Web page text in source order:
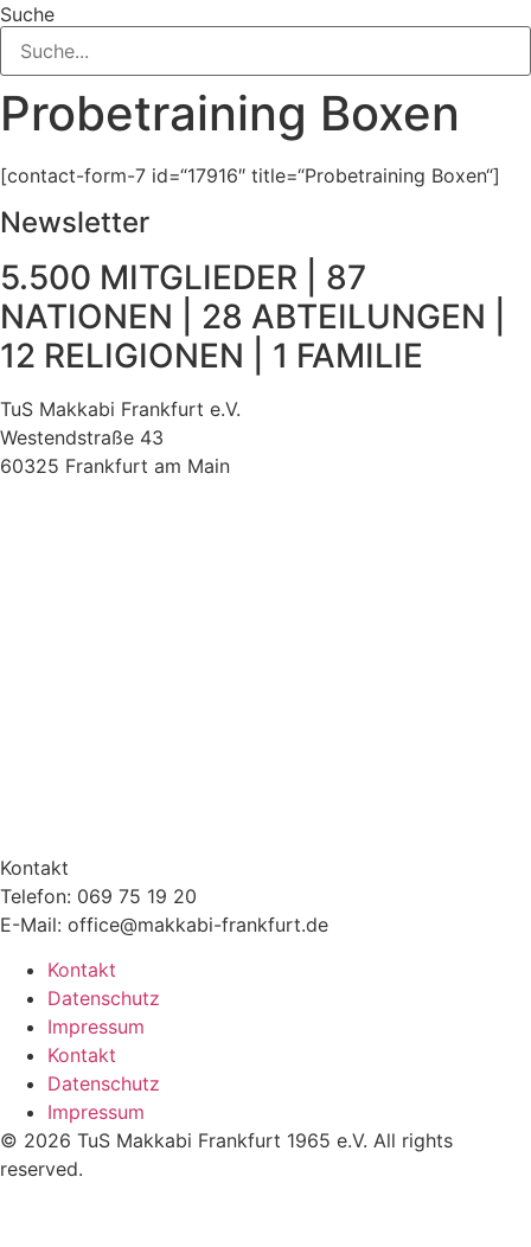
Suche
Probetraining Boxen
[contact-form-7 id=“17916″ title=“Probetraining Boxen“]
Newsletter
5.500 MITGLIEDER | 87
NATIONEN | 28 ABTEILUNGEN |
12 RELIGIONEN | 1 FAMILIE
TuS Makkabi Frankfurt e.V.
Westendstraße 43
60325 Frankfurt am Main
Kontakt
Telefon: 069 75 19 20
E-Mail: office@makkabi-frankfurt.de
Kontakt
Datenschutz
Impressum
Kontakt
Datenschutz
Impressum
© 2026 TuS Makkabi Frankfurt 1965 e.V. All rights
reserved.